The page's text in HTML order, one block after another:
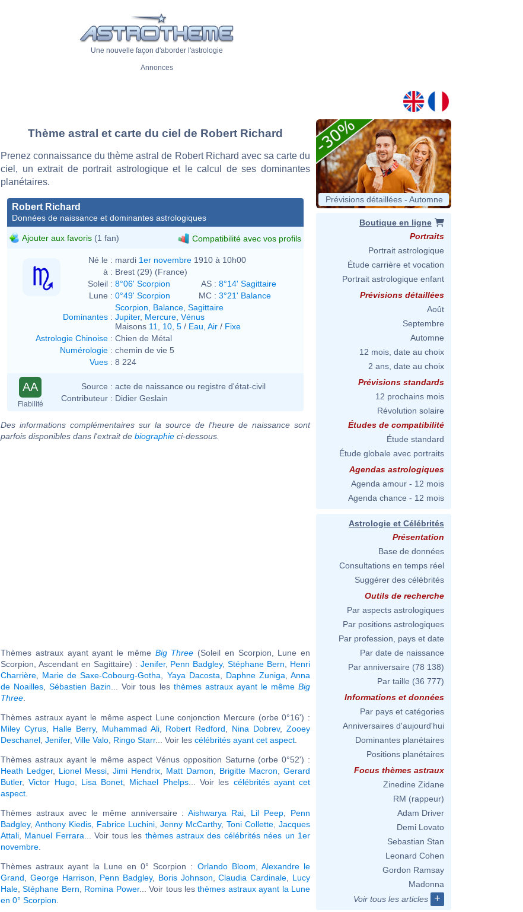
Une nouvelle façon d'aborder l'astrologie
Annonces
Thème astral et carte du ciel de Robert Richard
Prenez connaissance du thème astral de Robert Richard avec sa carte du
ciel, un extrait de portrait astrologique et le calcul de ses dominantes
planétaires.
Robert Richard
Données de naissance et dominantes astrologiques
Ajouter aux favoris (1 fan) Compatibilité avec vos profils
Né le : mardi 1er novembre 1910 à 10h00
à : Brest (29) (France)
Soleil : 8°06' Scorpion AS : 8°14' Sagittaire
Lune : 0°49' Scorpion MC : 3°21' Balance
Dominantes :
Scorpion Balance Sagittaire
Jupiter, Mercure Vénus
Maisons 11 10 5 / Eau Air / Fixe
Astrologie Chinoise : Chien de Métal
Numérologie : chemin de vie 5
Vues : 8 224
AA
Fiabilité
Source : acte de naissance ou registre d'état-civil
Contributeur : Didier Geslain
Des informations complémentaires sur la source de l'heure de naissance sont
parfois disponibles dans l'extrait de biographie ci-dessous.
Thèmes astraux ayant ayant le même Big Three (Soleil en Scorpion, Lune en
Scorpion, Ascendant en Sagittaire) : Jenifer, Penn Badgley,Stéphane Bern
Henri
Charrière
Marie de Saxe-Cobourg-Gotha Yaya Dacosta Daphne Zuniga
Anna
de Noailles ,Sébastien Bazin ... Voir tous les thèmes astraux ayant le mêmeBig
Three
Thèmes astraux ayant le même aspect Lune conjonction Mercure (orbe 0°16') :
Miley Cyrus, Halle Berry, Muhammad Ali, Robert Redford Nina Dobrev,Zooey
Deschanel Jenifer, Ville Valo Ringo Starr... Voir les célébrités ayant cet aspect
Thèmes astraux ayant le même aspect Vénus opposition Saturne (orbe 0°52') :
Heath Ledger, Lionel Messi Jimi Hendrix Matt Damon Brigitte Macron
Gerard
Butler,Victor Hugo, Lisa Bonet Michael Phelps... Voir les célébrités ayant cet
aspect
Thèmes astraux avec le même anniversaire :Aishwarya Rai Lil Peep
Penn
Badgley, Anthony Kiedis Fabrice Luchini Jenny McCarthy, Toni Collette Jacques
Attali
Manuel Ferrara ... Voir tous les thèmes astraux des célébrités nées un 1er
novembre
Thèmes astraux ayant la Lune en 0° Scorpion : Orlando Bloom
Alexandre le
Grand
George Harrison Penn Badgley, Boris Johnson ,Claudia Cardinale
Lucy
Hale ,Stéphane Bern Romina Power... Voir tous lesthèmes astraux ayant la Lune
en 0° Scorpion
Prévisions détaillées - Automne
Boutique en ligne
Portraits
Portrait astrologique
Étude carrière et vocation
Portrait astrologique enfant
Prévisions détaillées
Août
Septembre
Automne
12 mois, date au choix
2 ans, date au choix
Prévisions standards
12 prochains mois
Révolution solaire
Études de compatibilité
Étude standard
Étude globale avec portraits
Agendas astrologiques
Agenda amour - 12 mois
Agenda chance - 12 mois
Astrologie et Célébrités
Présentation
Base de données
Consultations en temps réel
Suggérer des célébrités
Outils de recherche
Par aspects astrologiques
Par positions astrologiques
Par profession, pays et date
Par date de naissance
Par anniversaire (78 138)
Par taille (36 777)
Informations et données
Par pays et catégories
Anniversaires d'aujourd'hui
Dominantes planétaires
Positions planétaires
Focus thèmes astraux
Zinedine Zidane
RM (rappeur)
Adam Driver
Demi Lovato
Sebastian Stan
Leonard Cohen
Gordon Ramsay
Madonna
Voir tous les articles
+